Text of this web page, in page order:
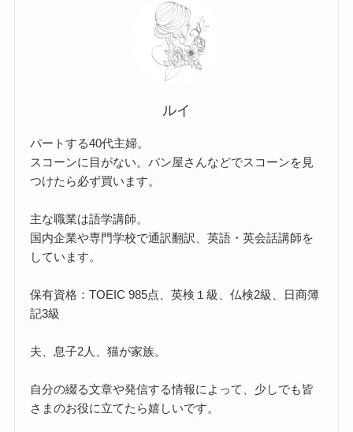
ルイ
パートする40代主婦。
スコーンに目がない。パン屋さんなどでスコーンを見
つけたら必ず買います。
主な職業は語学講師。
国内企業や専門学校で通訳翻訳、英語・英会話講師を
しています。
保有資格：TOEIC 985点、英検１級、仏検2級、日商簿
記3級
夫、息子2人、猫が家族。
自分の綴る文章や発信する情報によって、少しでも皆
さまのお役に立てたら嬉しいです。